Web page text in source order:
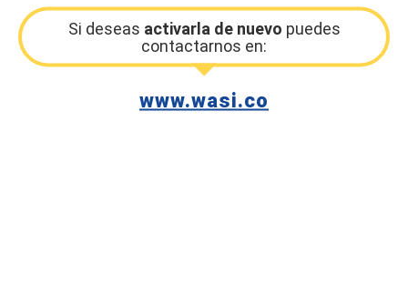
Si deseas activarla de nuevo puedes
contactarnos en:
www.wasi.co